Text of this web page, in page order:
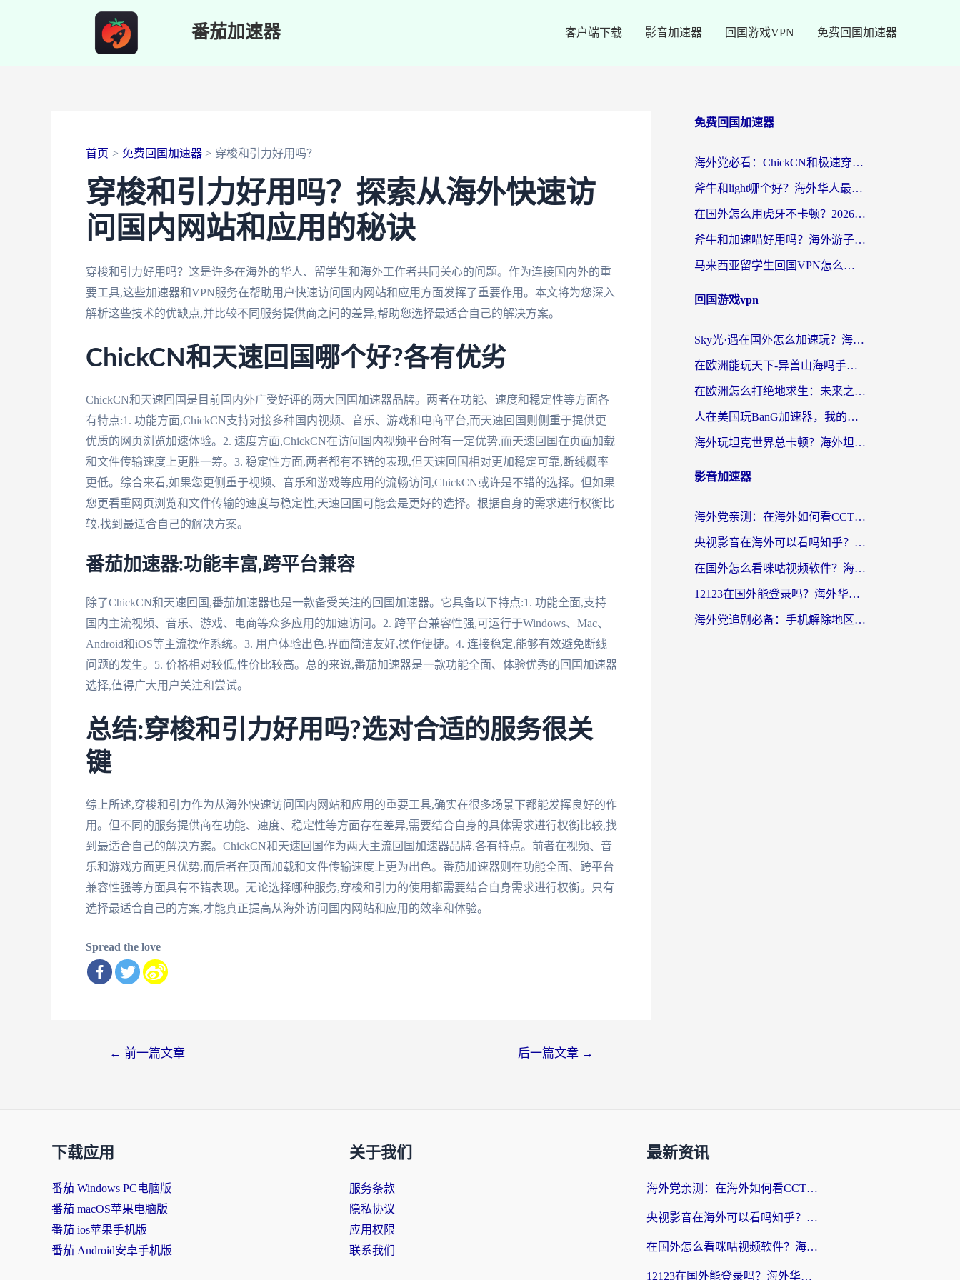
番茄加速器 客户端下载 影音加速器 回国游戏VPN 免费回国加速器
首页 免费回国加速器 穿梭和引力好用吗？
穿梭和引力好用吗？探索从海外快速访
问国内网站和应用的秘诀
穿梭和引力好用吗？这是许多在海外的华人、留学生和海外工作者共同关心的问题。作为连接国内外的重
要工具,这些加速器和VPN服务在帮助用户快速访问国内网站和应用方面发挥了重要作用。本文将为您深入
解析这些技术的优缺点,并比较不同服务提供商之间的差异,帮助您选择最适合自己的解决方案。
ChickCN和天速回国哪个好?各有优劣
ChickCN和天速回国是目前国内外广受好评的两大回国加速器品牌。两者在功能、速度和稳定性等方面各
有特点:1. 功能方面,ChickCN支持对接多种国内视频、音乐、游戏和电商平台,而天速回国则侧重于提供更
优质的网页浏览加速体验。2. 速度方面,ChickCN在访问国内视频平台时有一定优势,而天速回国在页面加载
和文件传输速度上更胜一筹。3. 稳定性方面,两者都有不错的表现,但天速回国相对更加稳定可靠,断线概率
更低。综合来看,如果您更侧重于视频、音乐和游戏等应用的流畅访问,ChickCN或许是不错的选择。但如果
您更看重网页浏览和文件传输的速度与稳定性,天速回国可能会是更好的选择。根据自身的需求进行权衡比
较,找到最适合自己的解决方案。
番茄加速器:功能丰富,跨平台兼容
除了ChickCN和天速回国,番茄加速器也是一款备受关注的回国加速器。它具备以下特点:1. 功能全面,支持
国内主流视频、音乐、游戏、电商等众多应用的加速访问。2. 跨平台兼容性强,可运行于Windows、Mac、
Android和iOS等主流操作系统。3. 用户体验出色,界面简洁友好,操作便捷。4. 连接稳定,能够有效避免断线
问题的发生。5. 价格相对较低,性价比较高。总的来说,番茄加速器是一款功能全面、体验优秀的回国加速器
选择,值得广大用户关注和尝试。
总结:穿梭和引力好用吗?选对合适的服务很关
键
综上所述,穿梭和引力作为从海外快速访问国内网站和应用的重要工具,确实在很多场景下都能发挥良好的作
用。但不同的服务提供商在功能、速度、稳定性等方面存在差异,需要结合自身的具体需求进行权衡比较,找
到最适合自己的解决方案。ChickCN和天速回国作为两大主流回国加速器品牌,各有特点。前者在视频、音
乐和游戏方面更具优势,而后者在页面加载和文件传输速度上更为出色。番茄加速器则在功能全面、跨平台
兼容性强等方面具有不错表现。无论选择哪种服务,穿梭和引力的使用都需要结合自身需求进行权衡。只有
选择最适合自己的方案,才能真正提高从海外访问国内网站和应用的效率和体验。
Spread the love
← 前一篇文章 后一篇文章 →
免费回国加速器
海外党必看：ChickCN和极速穿梭VPN好用吗？3招教你选对回国加速器无缝刷国内资源
斧牛和light哪个好？海外华人最关心的回国加速器选择难题，一篇讲透
在国外怎么用虎牙不卡顿？2026海外华人亲测有效的回国加速器选择指南
斧牛和加速喵好用吗？海外游子的真实选择困境
马来西亚留学生回国VPN怎么选？3个避坑点+1款实测好用的加速器推荐
回国游戏vpn
Sky光·遇在国外怎么加速玩？海外党亲测有效的国服游戏加速指南
在欧洲能玩天下-异兽山海吗手游？海外玩家的加速器生存指南
在欧洲怎么打绝地求生：未来之役不卡？留学生亲测的加速器避坑指南
人在美国玩BanG加速器，我的延迟终于绿了
海外玩坦克世界总卡顿？海外坦克世界加速器有哪些？实测好用的选择在这里
影音加速器
海外党亲测：在海外如何看CCTV？告别“仅限大陆播放”的实用指南
央视影音在海外可以看吗知乎？留学生亲测：3步解决地域限制+追剧自由
在国外怎么看咪咕视频软件？海外党亲测有效的回国加速方案
12123在国外能登录吗？海外华人必看的回国加速实用指南
海外党追剧必备：手机解除地区限制app怎么选？解决央视视频&国内剧地区限制全指南
下载应用
番茄 Windows PC电脑版
番茄 macOS苹果电脑版
番茄 ios苹果手机版
番茄 Android安卓手机版
关于我们
服务条款
隐私协议
应用权限
联系我们
最新资讯
海外党亲测：在海外如何看CCTV？告别“仅限大陆播放”的实用指南
央视影音在海外可以看吗知乎？留学生亲测：3步解决地域限制+追剧自由
在国外怎么看咪咕视频软件？海外党亲测有效的回国加速方案
12123在国外能登录吗？海外华人必看的回国加速实用指南